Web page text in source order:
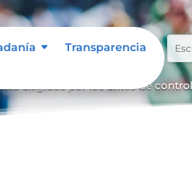
Transparencia
exigidos por los entes de